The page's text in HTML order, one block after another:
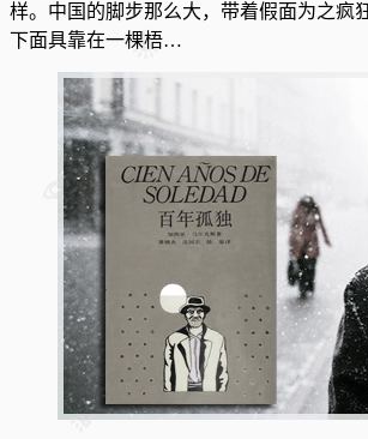
样。中国的脚步那么大，带着假面为之疯
下面具靠在一棵梧…